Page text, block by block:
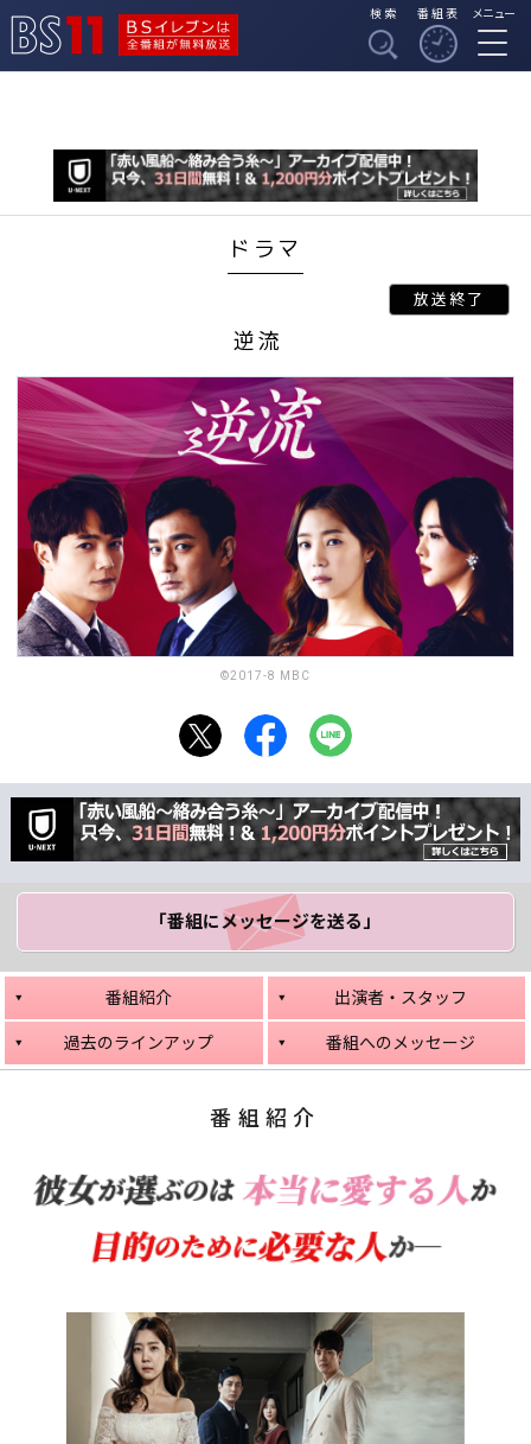
BSイレブンは全番組
検索 番組表 メニュー
ドラマ
逆流
©2017-8 MBC
「番組にメッセージを送る」
番組紹介 出演者・スタッフ
過去のラインアップ 番組へのメッセージ
番組紹介